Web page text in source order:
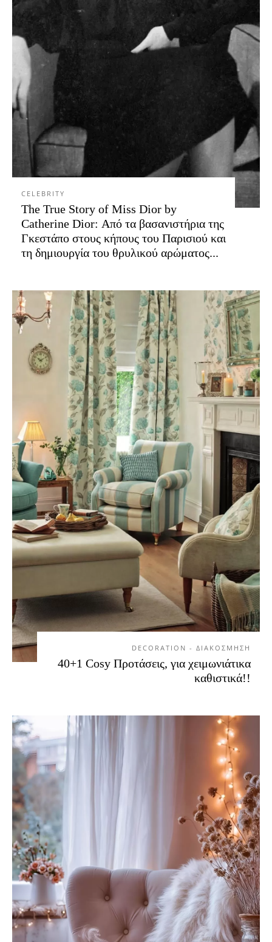
CELEBRITY
The True Story of Miss Dior by
Catherine Dior: Από τα βασανιστήρια της
Γκεστάπο στους κήπους του Παρισιού και
τη δημιουργία του θρυλικού αρώματος...
DECORATION - ΔΙΑΚΟΣΜΗΣΗ
40+1 Cosy Προτάσεις, για χειμωνιάτικα
καθιστικά!!